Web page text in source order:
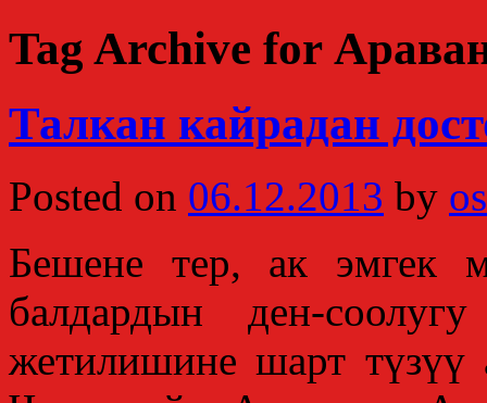
Tag Archive for
Талкан кайрадан
Posted on 06.12.2013 by
Бешене тер, ак эмгек
балдардын ден-
жетилишине шарт түзүү